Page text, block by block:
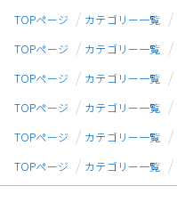
TOPページ
カテゴリー一覧
TOPページ
カテゴリー一覧
TOPページ
カテゴリー一覧
TOPページ
カテゴリー一覧
TOPページ
カテゴリー一覧
TOPページ
カテゴリー一覧